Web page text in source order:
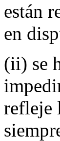
están
en
(ii) se
refleje